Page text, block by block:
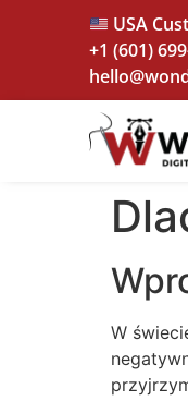
USA
+1 (601)
W